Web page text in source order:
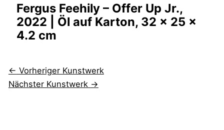
Fergus Feehily – Offer Up Jr.,
2022 | Öl auf Karton, 32 x 25 x
4.2 cm
← Vorheriger Kunstwerk
Nächster Kunstwerk →